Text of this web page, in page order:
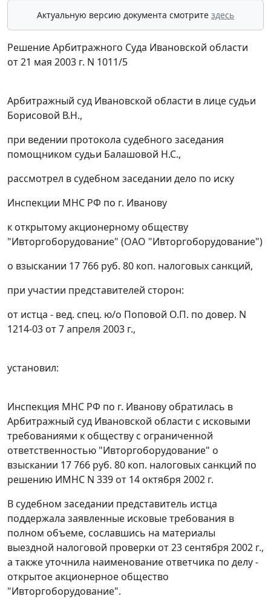
Актуальную версию документа смотрите здесь
Решение Арбитражного Суда Ивановской области
от 21 мая 2003 г. N 1011/5
Арбитражный суд Ивановской области в лице судьи
Борисовой В.Н.,
при ведении протокола судебного заседания
помощником судьи Балашовой Н.С.,
рассмотрел в судебном заседании дело по иску
Инспекции МНС РФ по г. Иванову
к открытому акционерному обществу
"Ивторгоборудование" (ОАО "Ивторгоборудование")
о взыскании 17 766 руб. 80 коп. налоговых санкций,
при участии представителей сторон:
от истца - вед. спец. ю/о Поповой О.П. по довер. N
1214-03 от 7 апреля 2003 г.,
установил:
Инспекция МНС РФ по г. Иванову обратилась в
Арбитражный суд Ивановской области с исковыми
требованиями к обществу с ограниченной
ответственностью "Ивторгоборудование" о
взыскании 17 766 руб. 80 коп. налоговых санкций по
решению ИМНС N 339 от 14 октября 2002 г.
В судебном заседании представитель истца
поддержала заявленные исковые требования в
полном объеме, сославшись на материалы
выездной налоговой проверки от 23 сентября 2002 г.,
а также уточнила наименование ответчика по делу -
открытое акционерное общество
"Ивторгоборудование".